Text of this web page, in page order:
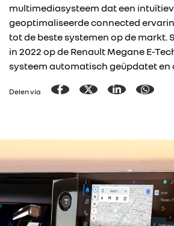
multimediasysteem dat een
geoptimaliseerde connected
tot de beste systemen op de markt.
in 2022 op de Renault Megane E-
systeem automatisch geüpdatet en
Delen via